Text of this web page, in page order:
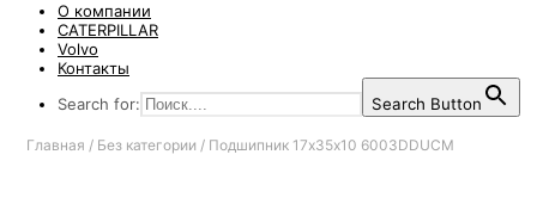
О компании
CATERPILLAR
Volvo
Контакты
Search for:
Search Button
Главная / Без категории / Подшипник 17х35х10 6003DDUCM